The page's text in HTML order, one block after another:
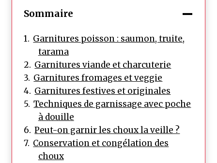
Sommaire
Garnitures poisson : saumon, truite,
tarama
Garnitures viande et charcuterie
Garnitures fromages et veggie
Garnitures festives et originales
Techniques de garnissage avec poche
à douille
Peut-on garnir les choux la veille ?
Conservation et congélation des
choux